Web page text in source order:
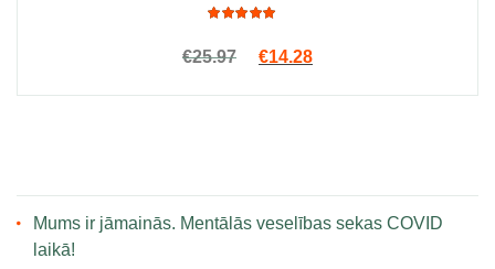
4.92
out
€25.97 Original price was: €25.97.
€14.28Current price is:
Mums ir jāmainās. Mentālās veselības sekas COVID
laikā!